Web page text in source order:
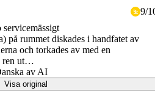
9/
på rummet diskades i handfatet av
och torkades av med en
ren ut…
av AI
Visa original